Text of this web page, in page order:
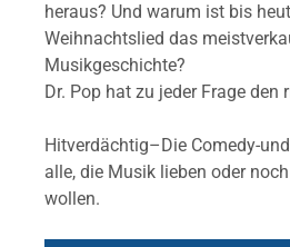
heraus? Und warum ist bis
Weihnachtslied das
Musikgeschichte?
Dr. Pop hat zu jeder Frage den
Hitverdächtig–Die Comedy-
alle, die Musik lieben oder
wollen.